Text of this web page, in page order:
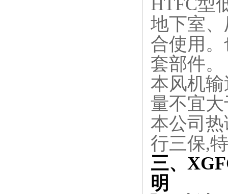
HTFC型
地下室
合使用
套部件。
本风机
量不宜大
本公司
行三保,
三、
明